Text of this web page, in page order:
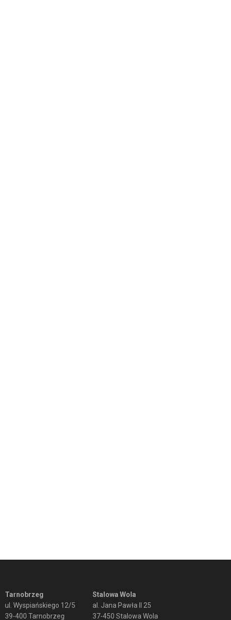
Tarnobrzeg
ul. Wyspiańskiego 12/5
39-400 Tarnobrzeg
Stalowa Wola
al. Jana Pawła II 25
37-450 Stalowa Wola